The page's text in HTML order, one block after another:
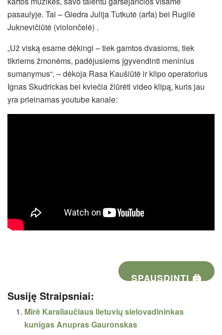
pasaulyje. Tai – Giedra Julija Tutkutė (arfa) bei Rugilė
Juknevičiūtė (violončelė) .
„Už viską esame dėkingi – tiek gamtos dvasioms, tiek
tikriems žmonėms, padėjusiems įgyvendinti meninius
sumanymus“, – dėkoja Rasa Kaušiūtė ir klipo operatorius
Ignas Skudrickas bei kviečia žiūrėti video klipą, kuris jau
yra prieinamas youtube kanale:
SPAUSDINTI 🖨
Susiję Straipsniai:
Mirė Karaliaučiaus lietuvių sielovadininkas
kunigas Anupras Gauronskas